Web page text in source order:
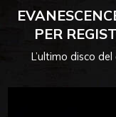
PER
L’ultimo disco